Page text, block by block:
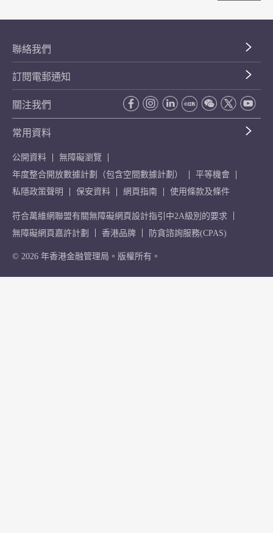
聯絡我們
訂閱電郵通知
關注我們
常用資料
公開資料
無障礙瀏覽
年度整合開放數據計劃（包含空間數據計劃）
平等機會
私隱政策聲明
保安資料 網頁指南 使用條款及條件
符合萬維網聯盟有關無障礙網頁設計指引中2A級別的要求
無障礙網頁嘉許計劃
香港品牌 防貪諮詢服務(CPAS)
© 2026 年香港金融管理局。版權所有。